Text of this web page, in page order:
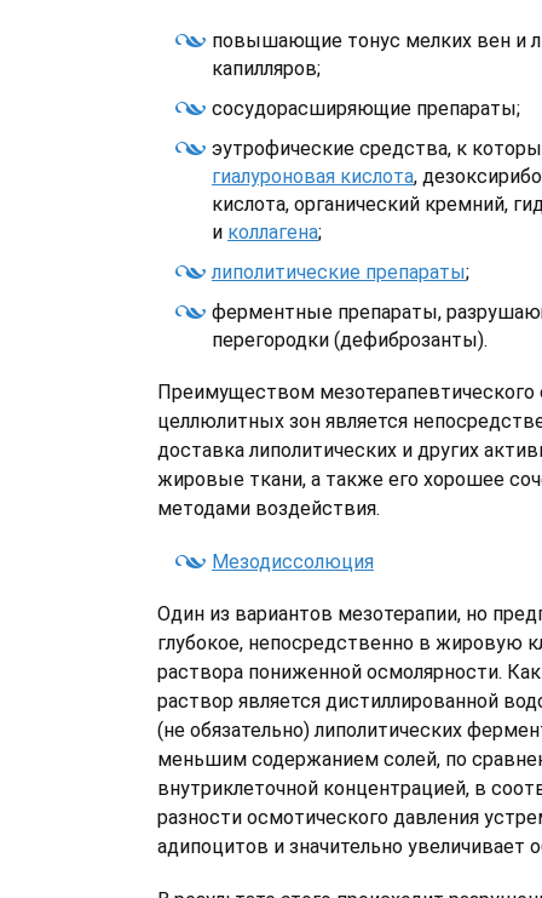
повышающие тонус мелких вен и
капилляров;
сосудорасширяющие препараты;
эутрофические средства, к
гиалуроновая кислота,
кислота, органический кремний,
и коллагена;
липолитические препараты;
ферментные препараты,
перегородки (дефиброзанты).
Преимуществом мезотерапевтического
целлюлитных зон является
доставка липолитических и других
жировые ткани, а также его хорошее
методами воздействия.
Мезодиссолюция
Один из вариантов мезотерапии, но
глубокое, непосредственно в жировую
раствора пониженной осмолярности.
раствор является дистиллированной
(не обязательно) липолитических
меньшим содержанием солей, по
внутриклеточной концентрацией, в
разности осмотического давления
адипоцитов и значительно увеличивает